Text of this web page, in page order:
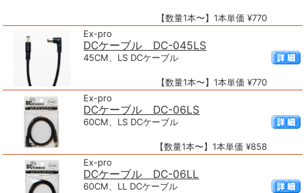
【数量1本〜】1本単価 ¥770
Ex-pro
DCケーブル DC-045LS
45CM、LS DCケーブル
【数量1本〜】1本単価 ¥770
Ex-pro
DCケーブル DC-06LS
60CM、LS DCケーブル
【数量1本〜】1本単価 ¥858
Ex-pro
DCケーブル DC-06LL
60CM、LL DCケーブル